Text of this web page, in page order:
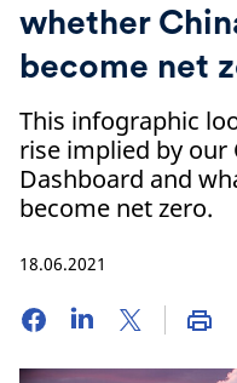
whether
become net
This infographic
rise implied by our
Dashboard and
become net zero.
18.06.2021